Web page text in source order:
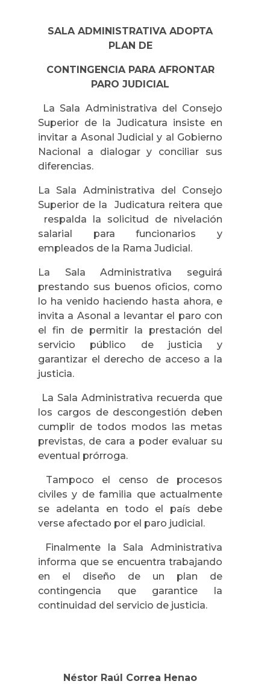
SALA ADMINISTRATIVA ADOPTA
PLAN DE
CONTINGENCIA PARA AFRONTAR
PARO JUDICIAL
La Sala Administrativa del Consejo
Superior de la Judicatura insiste en
invitar a Asonal Judicial y al Gobierno
Nacional a dialogar y conciliar sus
diferencias.
La Sala Administrativa del Consejo
Superior de la Judicatura reitera que
respalda la solicitud de nivelación
salarial para funcionarios y
empleados de la Rama Judicial.
La Sala Administrativa seguirá
prestando sus buenos oficios, como
lo ha venido haciendo hasta ahora, e
invita a Asonal a levantar el paro con
el fin de permitir la prestación del
servicio público de justicia y
garantizar el derecho de acceso a la
justicia.
La Sala Administrativa recuerda que
los cargos de descongestión deben
cumplir de todos modos las metas
previstas, de cara a poder evaluar su
eventual prórroga.
Tampoco el censo de procesos
civiles y de familia que actualmente
se adelanta en todo el país debe
verse afectado por el paro judicial.
Finalmente la Sala Administrativa
informa que se encuentra trabajando
en el diseño de un plan de
contingencia que garantice la
continuidad del servicio de justicia.
Néstor Raúl Correa Henao